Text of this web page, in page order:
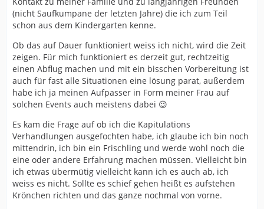
(nicht Saufkumpane der letzten Jahre) die ich zum Teil
schon aus dem Kindergarten kenne.
Ob das auf Dauer funktioniert weiss ich nicht, wird die Zeit
zeigen. Für mich funktioniert es derzeit gut, rechtzeitig
einen Abflug machen und mit ein bisschen Vorbereitung ist
auch für fast alle Situationen eine lösung parat, außerdem
habe ich ja meinen Aufpasser in Form meiner Frau auf
solchen Events auch meistens dabei 😉
Es kam die Frage auf ob ich die Kapitulations
Verhandlungen ausgefochten habe, ich glaube ich bin noch
mittendrin, ich bin ein Frischling und werde wohl noch die
eine oder andere Erfahrung machen müssen. Vielleicht bin
ich etwas übermütig vielleicht kann ich es auch ab, ich
weiss es nicht. Sollte es schief gehen heißt es aufstehen
Krönchen richten und das ganze nochmal von vorne.